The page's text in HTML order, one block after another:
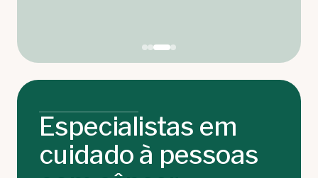
Especialistas em
cuidado à pessoas